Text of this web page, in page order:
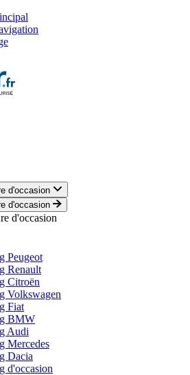
d'occasion
d'occasion
d'occasion
Peugeot
Renault
Citroën
Volkswagen
Fiat
BMW
Audi
Mercedes
Dacia
d'occasion